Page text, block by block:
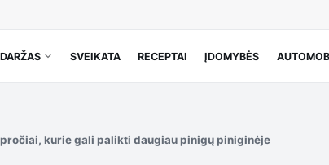
SVEIKATA RECEPTAI ĮDOMYBĖS
kurie gali palikti daugiau pinigų piniginėje